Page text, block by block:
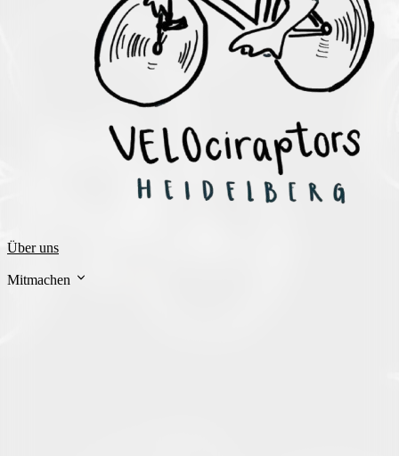
Über uns
Mitmachen